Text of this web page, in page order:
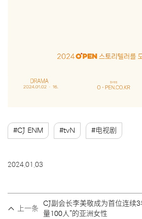
#CJ ENM #tvN #电视剧
2024.01.03
上一条
CJ副会长李美敬成为首位连续
量100人”的亚洲女性